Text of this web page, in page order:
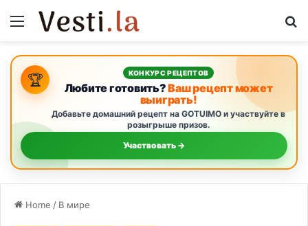
Menu
🏆 КОНКУРС РЕЦЕПТОВ
Любите готовить?Ваш рецепт может
выиграть!
Добавьте домашний рецепт на GOTUIMO и участвуйте в
розыгрыше призов.
Участвовать →
Home / В мире